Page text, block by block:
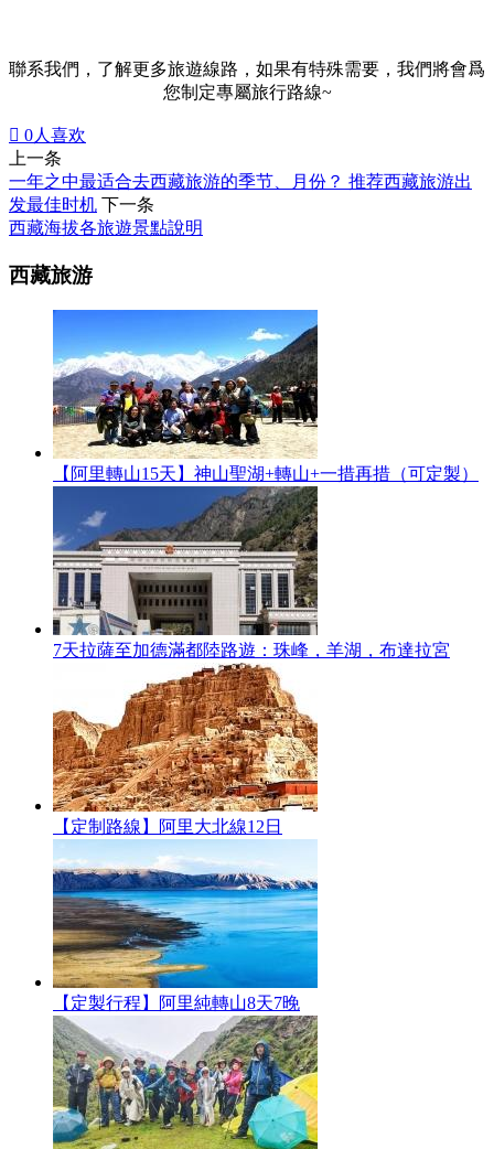
聯系我們，了解更多旅遊線路，如果有特殊需要，我們將會爲
您制定專屬旅行路線~
 0人喜欢
上一条
一年之中最适合去西藏旅游的季节、月份？ 推荐西藏旅游出
发最佳时机 下一条
西藏海拔各旅遊景點說明
西藏旅游
【阿里轉山15天】神山聖湖+轉山+一措再措（可定製）
7天拉薩至加德滿都陸路遊：珠峰，羊湖，布達拉宮
【定制路線】阿里大北線12日
【定製行程】阿里純轉山8天7晚